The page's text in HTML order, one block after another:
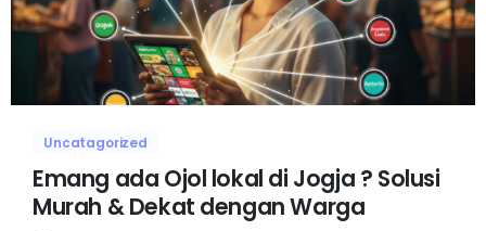
Uncatagorized
Emang ada Ojol lokal di Jogja ? Solusi
Murah & Dekat dengan Warga